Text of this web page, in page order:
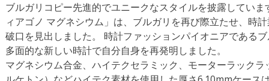
ブルガリコピー先進的でユニークなスタイルを披露してい
ィアゴノ マグネシウム」は、ブルガリを再び際立たせ、時
破口を見出しました。 時計ファッションパイオニアである
多面的な新しい時計で自分自身を再発明しました。
マグネシウム合金、ハイテクセラミック、モーターラック